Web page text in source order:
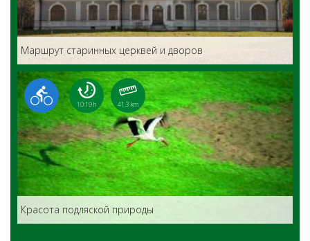
Маршрут старинных церквей и дворов
10:19 h 41.3 km
Красота подляской природы